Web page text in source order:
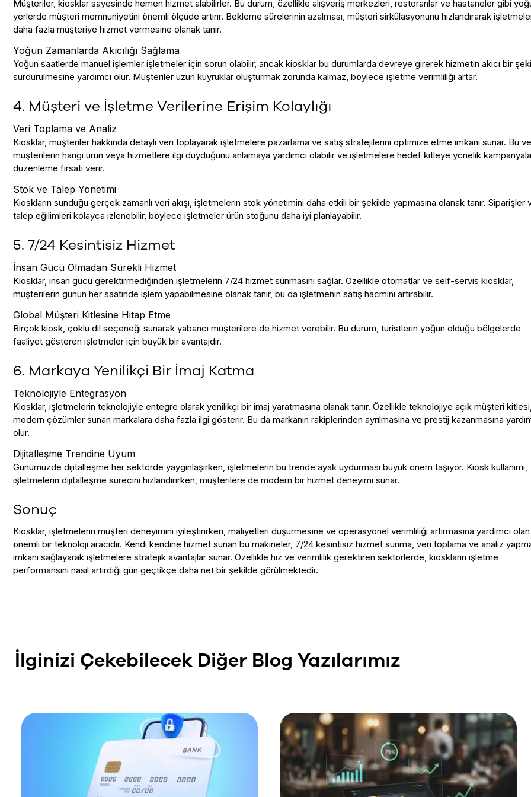
Müşteriler, kiosklar sayesinde hemen hizmet alabilirler. Bu durum, özellikle alışveriş merkezleri, restoranlar ve hastaneler gibi
yerlerde müşteri memnuniyetini önemli ölçüde artırır. Bekleme sürelerinin azalması, müşteri sirkülasyonunu hızlandırarak
daha fazla müşteriye hizmet vermesine olanak tanır.
Yoğun Zamanlarda Akıcılığı Sağlama
Yoğun saatlerde manuel işlemler işletmeler için sorun olabilir, ancak kiosklar bu durumlarda devreye girerek hizmetin akıcı bir
sürdürülmesine yardımcı olur. Müşteriler uzun kuyruklar oluşturmak zorunda kalmaz, böylece işletme verimliliği artar.
4. Müşteri ve İşletme Verilerine Erişim Kolaylığı
Veri Toplama ve Analiz
Kiosklar, müşteriler hakkında detaylı veri toplayarak işletmelere pazarlama ve satış stratejilerini optimize etme imkanı sunar. Bu
müşterilerin hangi ürün veya hizmetlere ilgi duyduğunu anlamaya yardımcı olabilir ve işletmelere hedef kitleye yönelik
düzenleme fırsatı verir.
Stok ve Talep Yönetimi
Kioskların sunduğu gerçek zamanlı veri akışı, işletmelerin stok yönetimini daha etkili bir şekilde yapmasına olanak tanır. Siparişler
talep eğilimleri kolayca izlenebilir, böylece işletmeler ürün stoğunu daha iyi planlayabilir.
5. 7/24 Kesintisiz Hizmet
İnsan Gücü Olmadan Sürekli Hizmet
Kiosklar, insan gücü gerektirmediğinden işletmelerin 7/24 hizmet sunmasını sağlar. Özellikle otomatlar ve self-servis kiosklar,
müşterilerin günün her saatinde işlem yapabilmesine olanak tanır, bu da işletmenin satış hacmini artırabilir.
Global Müşteri Kitlesine Hitap Etme
Birçok kiosk, çoklu dil seçeneği sunarak yabancı müşterilere de hizmet verebilir. Bu durum, turistlerin yoğun olduğu bölgelerde
faaliyet gösteren işletmeler için büyük bir avantajdır.
6. Markaya Yenilikçi Bir İmaj Katma
Teknolojiyle Entegrasyon
Kiosklar, işletmelerin teknolojiyle entegre olarak yenilikçi bir imaj yaratmasına olanak tanır. Özellikle teknolojiye açık müşteri kitlesi,
modern çözümler sunan markalara daha fazla ilgi gösterir. Bu da markanın rakiplerinden ayrılmasına ve prestij kazanmasına
olur.
Dijitalleşme Trendine Uyum
Günümüzde dijitalleşme her sektörde yaygınlaşırken, işletmelerin bu trende ayak uydurması büyük önem taşıyor. Kiosk kullanımı,
işletmelerin dijitalleşme sürecini hızlandırırken, müşterilere de modern bir hizmet deneyimi sunar.
Sonuç
Kiosklar, işletmelerin müşteri deneyimini iyileştirirken, maliyetleri düşürmesine ve operasyonel verimliliği artırmasına yardımcı olan
önemli bir teknoloji aracıdır. Kendi kendine hizmet sunan bu makineler, 7/24 kesintisiz hizmet sunma, veri toplama ve analiz
imkanı sağlayarak işletmelere stratejik avantajlar sunar. Özellikle hız ve verimlilik gerektiren sektörlerde, kioskların işletme
performansını nasıl artırdığı gün geçtikçe daha net bir şekilde görülmektedir.
İlginizi Çekebilecek Diğer Blog Yazılarımız